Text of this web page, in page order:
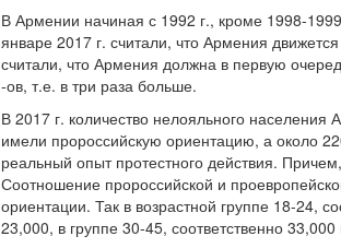
В Армении начиная с 1992 г., кроме 1998-
январе 2017 г. считали, что Армения
считали, что Армения должна в первую
-ов, т.е. в три раза больше.
В 2017 г. количество нелояльного
имели пророссийскую ориентацию, а около
реальный опыт протестного действия.
Соотношение пророссийской и
ориентации. Так в возрастной группе 18-24,
23,000, в группе 30-45, соответственно